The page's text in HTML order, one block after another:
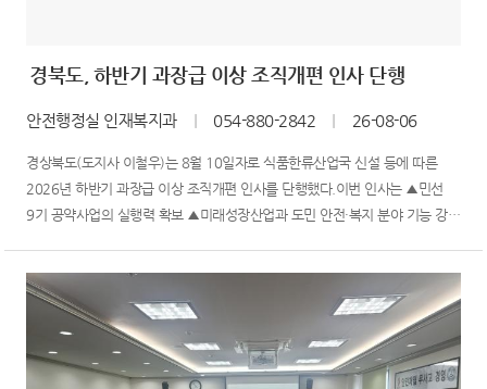
경북도, 하반기 과장급 이상 조직개편 인사 단행
안전행정실 인재복지과 ｜ 054-880-2842 ｜ 26-08-06
경상북도(도지사 이철우)는 8월 10일자로 식품한류산업국 신설 등에 따른
2026년 하반기 과장급 이상 조직개편 인사를 단행했다.이번 인사는 ▲민선
9기 공약사업의 실행력 확보 ▲미래성장산업과 도민 안전·복지 분야 기능 강화
강화를 위해 조직을 전면 재정비하였다. 유사...